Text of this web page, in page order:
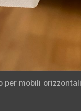
mobili